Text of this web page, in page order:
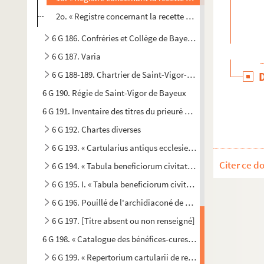
2o. « Registre concernant la recette des aumônes
6 G 186. Confréries et Collège de Bayeux, etc.
6 G 187. Varia
6 G 188-189. Chartrier de Saint-Vigor-le-Grand
6 G 190. Régie de Saint-Vigor de Bayeux
6 G 191. Inventaire des titres du prieuré de Saint-Gabriel
6 G 192. Chartes diverses
6 G 193. « Cartularius antiqus ecclesie Baiocensis. » (Livre
6 G 194. « Tabula beneficiorum civitatis et dyocesis
6 G 195. I. « Tabula beneficiorum civitatis et diocesis
6 G 196. Pouillé de l'archidiaconé de Caen
6 G 197. [Titre absent ou non renseigné]
6 G 198. « Catalogue des bénéfices-cures du diocèse de
6 G 199. « Repertorium cartularii de rebus fabrice
Citer ce